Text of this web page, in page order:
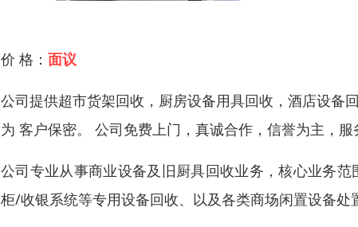
价 格： 面议
公司提供超市货架回收，厨房设备用具回收，酒店设备
为 客户保密。 公司免费上门，真诚合作，信誉为主，服
公司专业从事商业设备及旧厨具回收业务，核心业务
柜/收银系统等专用设备回收、以及各类商场闲置设备处